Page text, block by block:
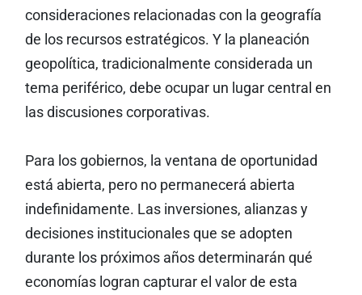
consideraciones relacionadas con la geografía
de los recursos estratégicos. Y la planeación
geopolítica, tradicionalmente considerada un
tema periférico, debe ocupar un lugar central en
las discusiones corporativas.
Para los gobiernos, la ventana de oportunidad
está abierta, pero no permanecerá abierta
indefinidamente. Las inversiones, alianzas y
decisiones institucionales que se adopten
durante los próximos años determinarán qué
economías logran capturar el valor de esta